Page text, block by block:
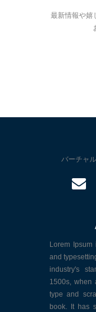
最新情報や嬉
バーチャ
Lorem
and
industry's
1500s, when
type and
book. It has